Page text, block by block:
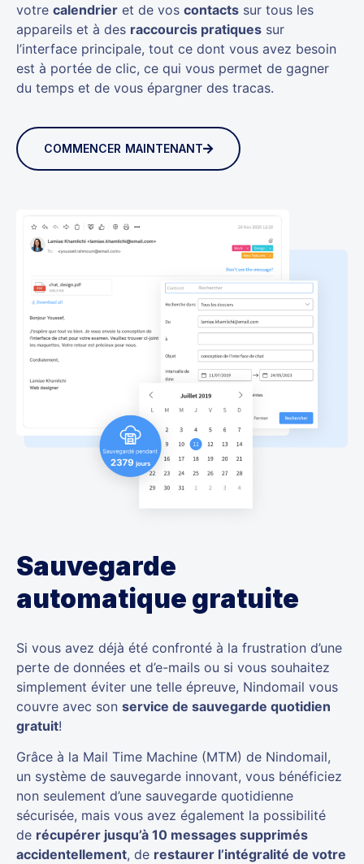
votre calendrier et de vos contacts sur tous les
appareils et à des raccourcis pratiques sur
l’interface principale, tout ce dont vous avez besoin
est à portée de clic, ce qui vous permet de gagner
du temps et de vous épargner des tracas.
COMMENCER MAINTENANT
Sauvegarde
automatique gratuite
Si vous avez déjà été confronté à la frustration d’une
perte de données et d’e-mails ou si vous souhaitez
simplement éviter une telle épreuve, Nindomail vous
couvre avec son service de sauvegarde quotidien
gratuit!
Grâce à la Mail Time Machine (MTM) de Nindomail,
un système de sauvegarde innovant, vous bénéficiez
non seulement d’une sauvegarde quotidienne
sécurisée, mais vous avez également la possibilité
de récupérer jusqu’à 10 messages supprimés
accidentellement, de restaurer l’intégralité de votre